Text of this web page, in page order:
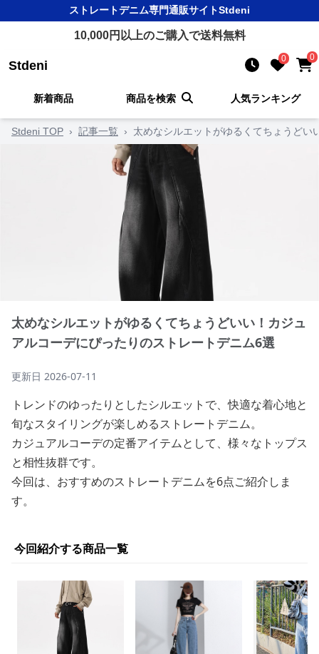
ストレートデニム専門通販サイトStdeni
10,000円以上のご購入で送料無料
Stdeni 0 0
新着商品 商品を検索 人気ランキング
Stdeni TOP › 記事一覧 › 太めなシルエットがゆるくてちょうど
太めなシルエットがゆるくてちょうどいい！カジュ
アルコーデにぴったりのストレートデニム6選
更新日 2026-07-11
トレンドのゆったりとしたシルエットで、快適な着心地と
旬なスタイリングが楽しめるストレートデニム。
カジュアルコーデの定番アイテムとして、様々なトップス
と相性抜群です。
今回は、おすすめのストレートデニムを6点ご紹介しま
す。
今回紹介する商品一覧